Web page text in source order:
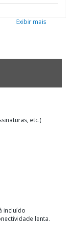
Exibir mais
etc.)
incluído
lenta.